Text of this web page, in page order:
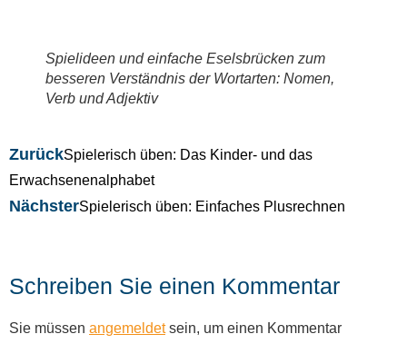
Spielideen und einfache Eselsbrücken zum
besseren Verständnis der Wortarten: Nomen,
Verb und Adjektiv
ZurückSpielerisch üben: Das Kinder- und das
Erwachsenenalphabet
NächsterSpielerisch üben: Einfaches Plusrechnen
Schreiben Sie einen Kommentar
Sie müssen angemeldetsein, um einen Kommentar